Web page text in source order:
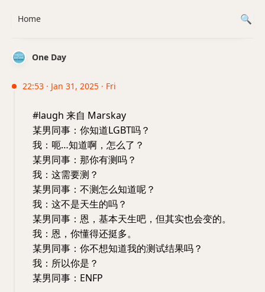
One Day
22:53 · Jan 31, 2025 · Fri
#laugh 来自 Marskay
某男同事：你知道LGBT吗？
我：呃…知道啊，怎么了？
某男同事：那你有测吗？
我：这需要测？
某男同事：不测怎么知道呢？
我：这不是天生的吗？
某男同事：恩，基本天生吧，但其实也会变的。
我：恩，你懂得还挺多。
某男同事：你不想知道我的测试结果吗？
我：所以你是？
某男同事：ENFP
Home